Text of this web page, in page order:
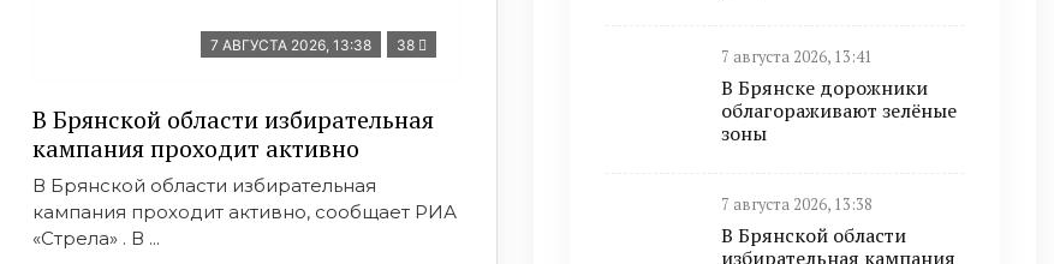
7 АВГУСТА 2026, 13:38 38
В Брянской области избирательная
кампания проходит активно
В Брянской области избирательная
кампания проходит активно, сообщает РИА
«Стрела» . В ...
7 августа 2026, 13:41
В Брянске дорожники
облагораживают зелёные
зоны
7 августа 2026, 13:38
В Брянской области
избирательная кампания